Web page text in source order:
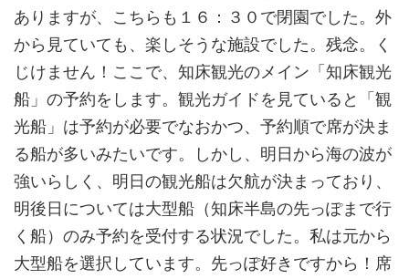
ありますが、こちらも１６：３０で閉園でした。外
から見ていても、楽しそうな施設でした。残念。く
じけません！ここで、知床観光のメイン「知床観光
船」の予約をします。観光ガイドを見ていると「観
光船」は予約が必要でなおかつ、予約順で席が決ま
る船が多いみたいです。しかし、明日から海の波が
強いらしく、明日の観光船は欠航が決まっており、
明後日については大型船（知床半島の先っぽまで行
く船）のみ予約を受付する状況でした。私は元から
大型船を選択しています。先っぽ好きですから！席